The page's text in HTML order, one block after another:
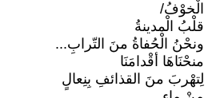
الْخوْفُ/
قلْبُ الْمدينةُ
ونحْنُ الْحُفاةُ منَ التّرابِ...
منحْنَاهَا أقْدامَنَا
لِتهْربَ منَ القذائفِ بِنِعالٍ